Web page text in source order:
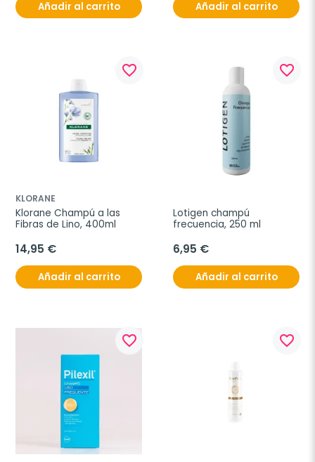
Añadir al carrito Añadir al carrito
favorite_border
KLORANE
Klorane Champú a las
Fibras de Lino, 400ml
14,95 €
Añadir al carrito
favorite_border
Lotigen champú
frecuencia, 250 ml
6,95 €
Añadir al carrito
favorite_border favorite_border